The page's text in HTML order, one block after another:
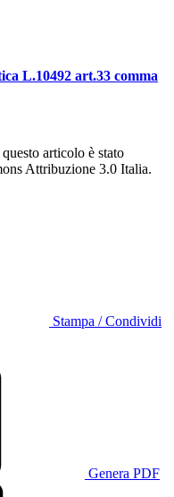
L.10492 art.33 comma
articolo è stato
Attribuzione 3.0 Italia.
Stampa / Condividi
Genera PDF